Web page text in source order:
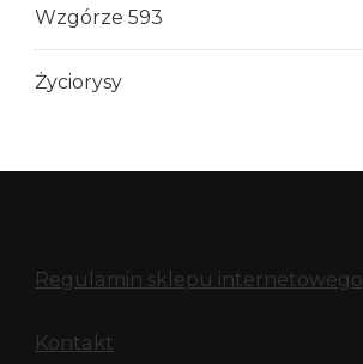
Wzgórze 593
Życiorysy
Regulamin sklepu internetowego
Kontakt